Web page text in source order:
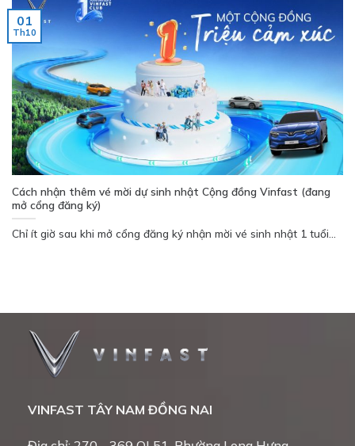
Cách nhận thêm vé mời dự sinh nhật Cộng đồng Vinfast (đang
mở cổng đăng ký)
Chỉ ít giờ sau khi mở cổng đăng ký nhận mời vé sinh nhật 1 tuổi...
01
Th10
VINFAST TÂY NAM ĐỒNG NAI